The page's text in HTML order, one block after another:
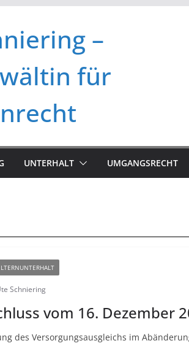
–
für
UNTERHALT UMGANGSRECHT
Schniering
vom 16. Dezember
des Versorgungsausgleichs im